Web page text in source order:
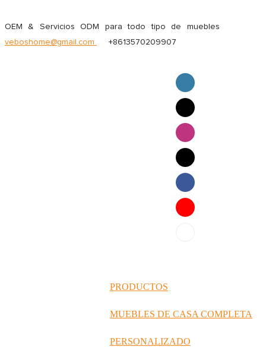
OEM & Servicios ODM para todo tipo de muebles
veboshome@gmail.com
+8613570209907
English
Pilipino
ภาษาไทย
PRODUCTOS
MUEBLES DE CASA COMPLETA
PERSONALIZADO